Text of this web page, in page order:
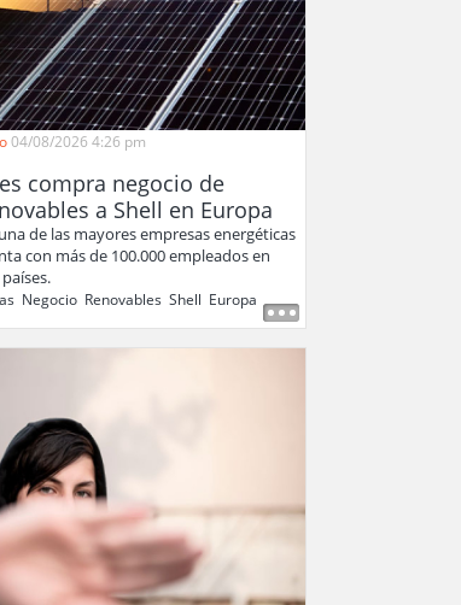
04/08/2026 4:26 pm
compra negocio de
a Shell en Europa
de las mayores empresas energéticas
con más de 100.000 empleados en
Negocio Renovables ,Shell Europa